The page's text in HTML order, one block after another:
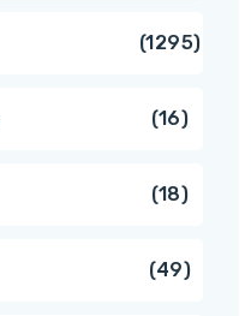
12951295
1616
1818
4949